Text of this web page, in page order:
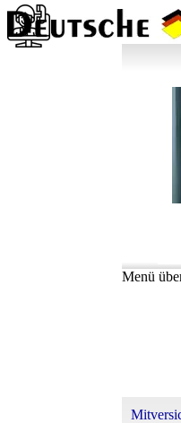
Direkt zum Seiteninhalt
Freie
Menü